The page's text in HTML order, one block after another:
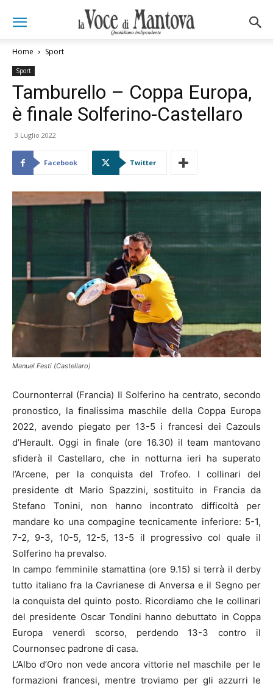
Home Sport
Sport
Tamburello – Coppa Europa,
è finale Solferino-Castellaro
3 Luglio 2022
Facebook Twitter
Manuel Festi (Castellaro)
Cournonterral (Francia) Il Solferino ha centrato, secondo
pronostico, la finalissima maschile della Coppa Europa
2022, avendo piegato per 13-5 i francesi dei Cazouls
d’Herault. Oggi in finale (ore 16.30) il team mantovano
sfiderà il Castellaro, che in notturna ieri ha superato
l’Arcene, per la conquista del Trofeo. I collinari del
presidente dt Mario Spazzini, sostituito in Francia da
Stefano Tonini, non hanno incontrato difficoltà per
mandare ko una compagine tecnicamente inferiore: 5-1,
7-2, 9-3, 10-5, 12-5, 13-5 il progressivo col quale il
Solferino ha prevalso.
In campo femminile stamattina (ore 9.15) si terrà il derby
tutto italiano fra la Cavrianese di Anversa e il Segno per
la conquista del quinto posto. Ricordiamo che le collinari
del presidente Oscar Tondini hanno debuttato in Coppa
Europa venerdì scorso, perdendo 13-3 contro il
Cournonsec padrone di casa.
L’Albo d’Oro non vede ancora vittorie nel maschile per le
formazioni francesi, mentre troviamo per gli azzurri le